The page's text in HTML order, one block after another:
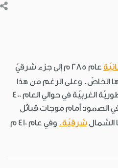
عام 285 م إلى جزء شرقيّ
الخاصّ. وعلى الرغم من هذا
التنظيم الجديد، فإنّ الإمبراطوريّة الغربيّة في حوالي العام 400
الصمود أمام موجات قبائل
الشمال شرقيّة.
وفي عام 410 م